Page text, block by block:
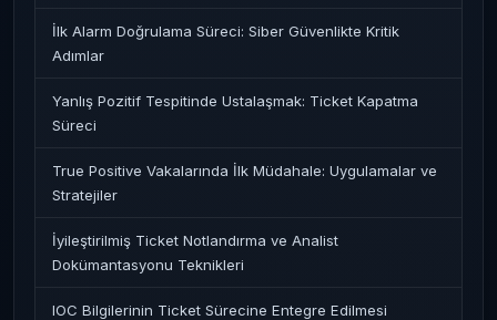
İlk Alarm Doğrulama Süreci: Siber Güvenlikte Kritik
Adımlar
Yanlış Pozitif Tespitinde Ustalaşmak: Ticket Kapatma
Süreci
True Positive Vakalarında İlk Müdahale: Uygulamalar ve
Stratejiler
İyileştirilmiş Ticket Notlandırma ve Analist
Dokümantasyonu Teknikleri
IOC Bilgilerinin Ticket Sürecine Entegre Edilmesi